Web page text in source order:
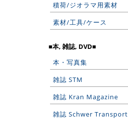
積荷/ジオラマ用素材
素材/工具/ケース
■本, 雑誌, DVD■
本・写真集
雑誌 STM
雑誌 Kran Magazine
雑誌 Schwer Transport